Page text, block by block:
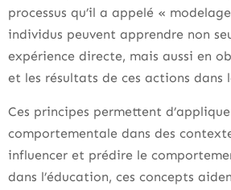
processus qu’il a appelé «
individus peuvent apprendre non
expérience directe, mais aussi en
et les résultats de ces actions dans
Ces principes permettent
comportementale dans des
influencer et prédire le
dans l’éducation, ces concepts